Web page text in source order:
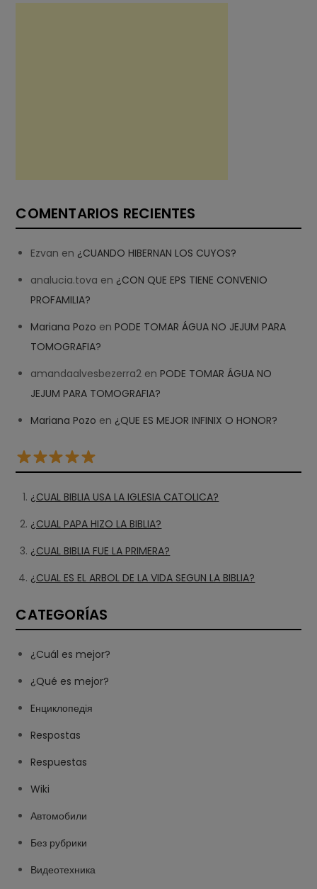
COMENTARIOS RECIENTES
Ezvan en ¿CUANDO HIBERNAN LOS CUYOS?
analucia.tova en ¿CON QUE EPS TIENE CONVENIO
PROFAMILIA?
Mariana Pozo enPODE TOMAR ÁGUA NO JEJUM PARA
TOMOGRAFIA?
amandaalvesbezerra2 enPODE TOMAR ÁGUA NO
JEJUM PARA TOMOGRAFIA?
Mariana Pozo en ¿QUE ES MEJOR INFINIX O HONOR?
¿CUAL BIBLIA USA LA IGLESIA CATOLICA?
¿CUAL PAPA HIZO LA BIBLIA?
¿CUAL BIBLIA FUE LA PRIMERA?
¿CUAL ES EL ARBOL DE LA VIDA SEGUN LA BIBLIA?
CATEGORÍAS
¿Cuál es mejor?
¿Qué es mejor?
Eнциклопедія
Respostas
Respuestas
Wiki
Автомобили
Без рубрики
Видеотехника